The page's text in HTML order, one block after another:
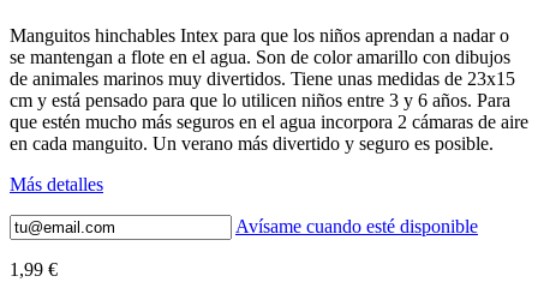
Manguitos hinchables Intex para que los niños aprendan a nadar o
se mantengan a flote en el agua. Son de color amarillo con dibujos
de animales marinos muy divertidos. Tiene unas medidas de 23x15
cm y está pensado para que lo utilicen niños entre 3 y 6 años. Para
que estén mucho más seguros en el agua incorpora 2 cámaras de aire
en cada manguito. Un verano más divertido y seguro es posible.
Más detalles
Avísame cuando esté disponible
1,99 €